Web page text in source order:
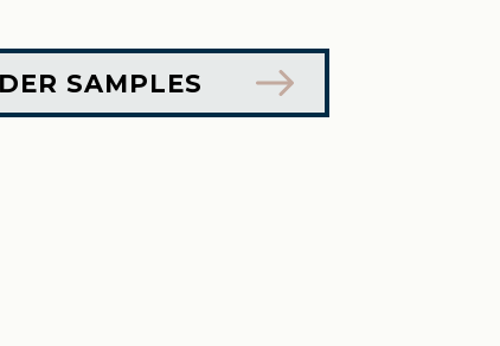
SAMPLES